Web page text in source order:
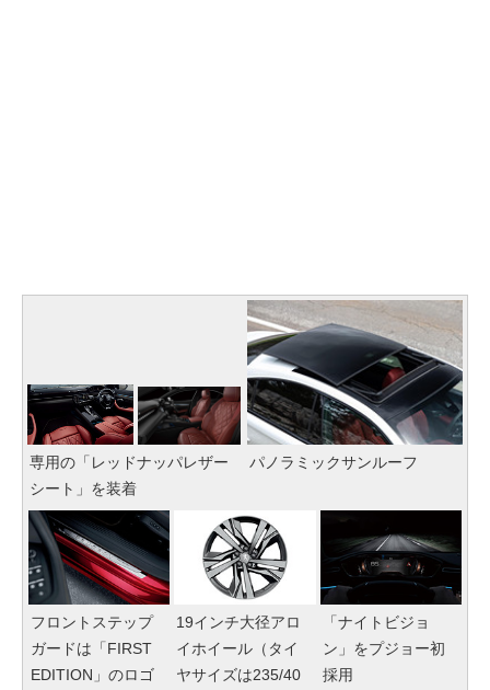
専用の「レッドナッパレザー
シート」を装着
パノラミックサンルーフ
フロントステップ
ガードは「FIRST
EDITION」のロゴ
19インチ大径アロ
イホイール（タイ
ヤサイズは235/40
「ナイトビジョ
ン」をプジョー初
採用